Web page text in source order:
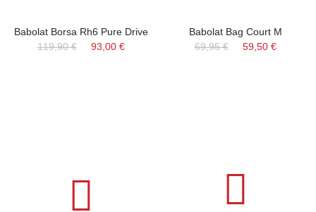
Babolat Borsa Rh6 Pure Drive
119,90 €
93,00 €
Babolat Bag Court M
69,95 €
59,50 €